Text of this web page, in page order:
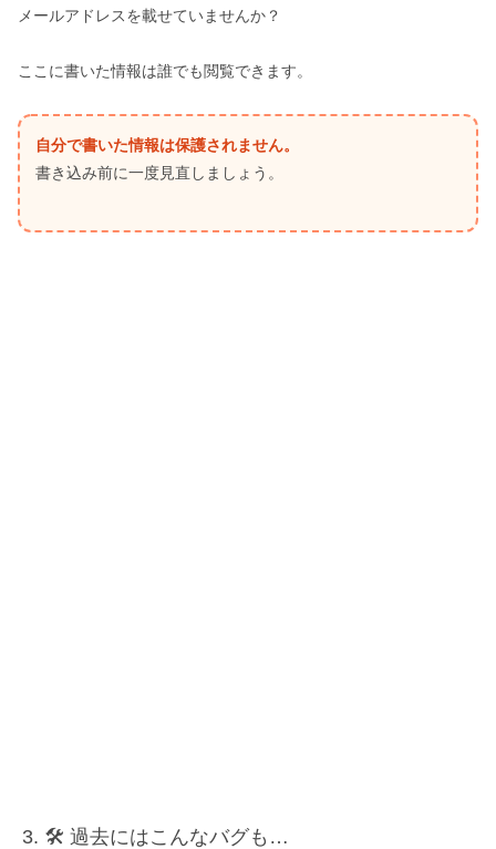
メールアドレスを載せていませんか？
ここに書いた情報は誰でも閲覧できます。
自分で書いた情報は保護されません。
書き込み前に一度見直しましょう。
🛠 過去にはこんなバグも…